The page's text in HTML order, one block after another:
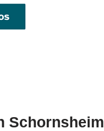
Schornsheim